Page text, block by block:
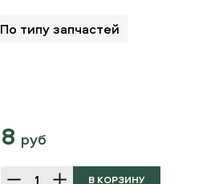
По типу запчастей
8 руб